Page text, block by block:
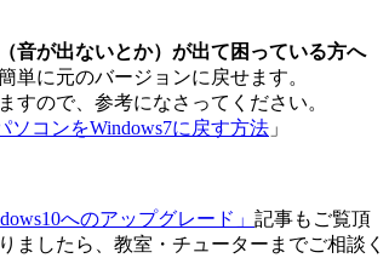
音が出ないとか）が出て困っている方へ
に元のバージョンに戻せます。
ので、参考になさってください。
ソコンをWindows7に戻す方法 」
へのアップグレード」 記事もご覧頂
ましたら、教室・チューターまでご相談く